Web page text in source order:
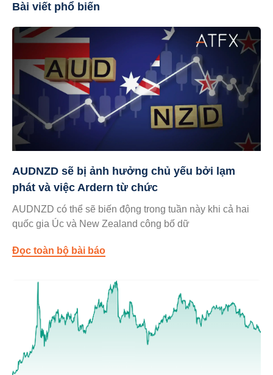
Bài viết phổ biến
AUDNZD sẽ bị ảnh hưởng chủ yếu bởi lạm
phát và việc Ardern từ chức
AUDNZD có thể sẽ biến động trong tuần này khi cả hai
quốc gia Úc và New Zealand công bố dữ
Đọc toàn bộ bài báo